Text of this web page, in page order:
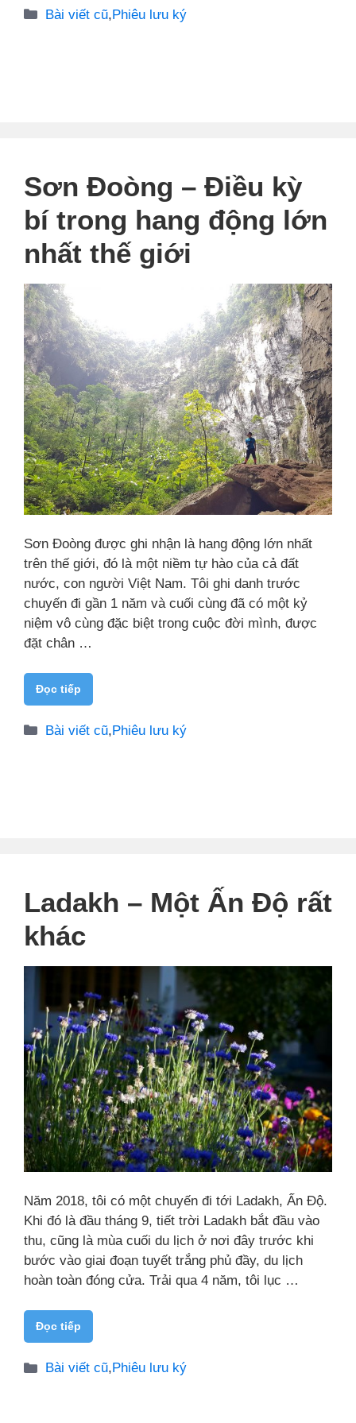
Danh
Bài viết cũ,Phiêu lưu ký
Sơn Đoòng – Điều kỳ
bí trong hang động lớn
nhất thế giới
Sơn Đoòng được ghi nhận là hang động lớn nhất
trên thế giới, đó là một niềm tự hào của cả đất
nước, con người Việt Nam. Tôi ghi danh trước
chuyến đi gần 1 năm và cuối cùng đã có một kỷ
niệm vô cùng đặc biệt trong cuộc đời mình, được
đặt chân …
Đọc tiếp
Danh
Bài viết cũ, Phiêu lưu ký
Ladakh – Một Ấn Độ rất
khác
Năm 2018, tôi có một chuyến đi tới Ladakh, Ấn Độ.
Khi đó là đầu tháng 9, tiết trời Ladakh bắt đầu vào
thu, cũng là mùa cuối du lịch ở nơi đây trước khi
bước vào giai đoạn tuyết trắng phủ đầy, du lịch
hoàn toàn đóng cửa. Trải qua 4 năm, tôi lục …
Đọc tiếp
Danh
Bài viết cũ, Phiêu lưu ký